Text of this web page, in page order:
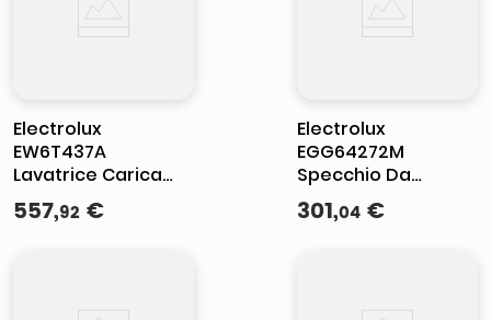
Electrolux
EW6T437A
Lavatrice Carica
dall'Alto 7 Kg Classe
A Profondita' 60 cm
557,92 €
Electrolux
EGG64272M
Specchio Da
incasso 59 cm Gas
4 Fornello(i)
301,04 €